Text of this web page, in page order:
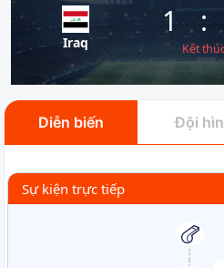
Iraq
1 :
Kết
Diễn biến Đội
Sự kiện trực tiếp